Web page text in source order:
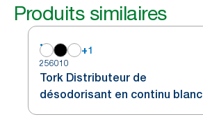
Produits similaires
+1
256010
Tork Distributeur de
désodorisant en continu blanc
A3